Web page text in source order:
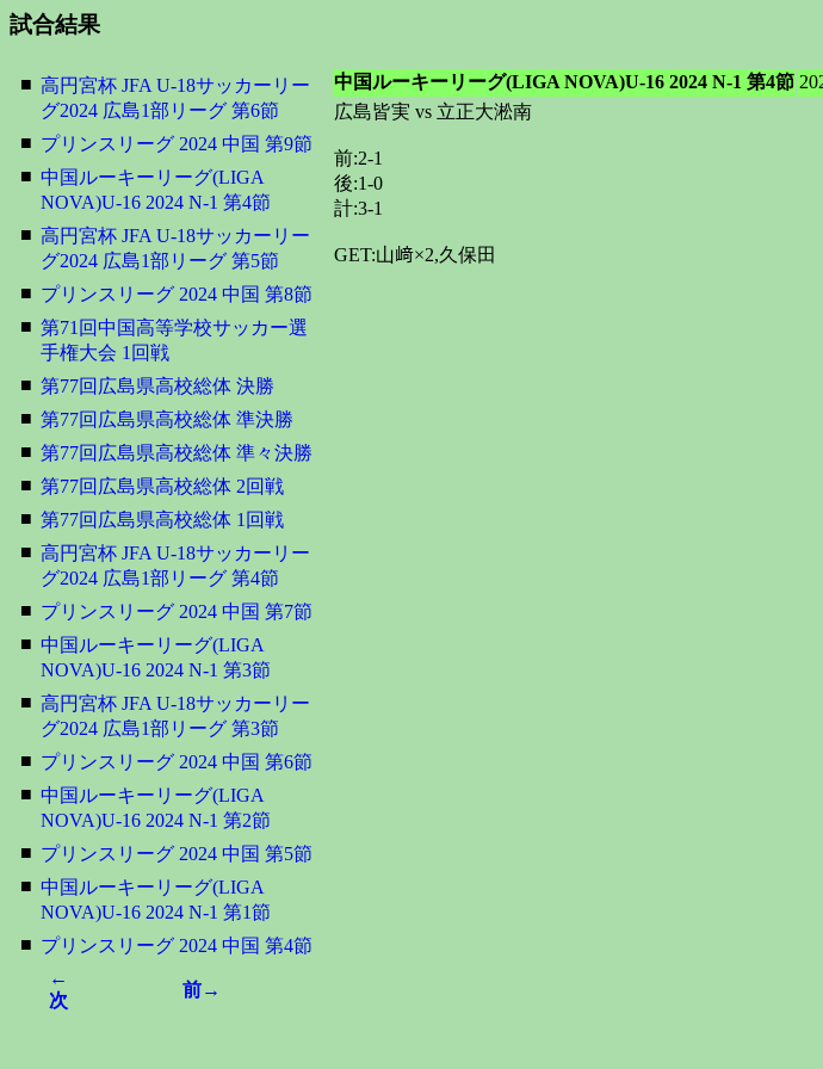
試合結果
■ 高円宮杯 JFA U-18サッカーリー
グ2024 広島1部リーグ 第6節
■ プリンスリーグ 2024 中国 第9節
■ 中国ルーキーリーグ(LIGA
NOVA)U-16 2024 N-1 第4節
■ 高円宮杯 JFA U-18サッカーリー
グ2024 広島1部リーグ 第5節
■ プリンスリーグ 2024 中国 第8節
■ 第71回中国高等学校サッカー選
手権大会 1回戦
■ 第77回広島県高校総体 決勝
■ 第77回広島県高校総体 準決勝
■ 第77回広島県高校総体 準々決勝
■ 第77回広島県高校総体 2回戦
■ 第77回広島県高校総体 1回戦
■ 高円宮杯 JFA U-18サッカーリー
グ2024 広島1部リーグ 第4節
■ プリンスリーグ 2024 中国 第7節
■ 中国ルーキーリーグ(LIGA
NOVA)U-16 2024 N-1 第3節
■ 高円宮杯 JFA U-18サッカーリー
グ2024 広島1部リーグ 第3節
■ プリンスリーグ 2024 中国 第6節
■ 中国ルーキーリーグ(LIGA
NOVA)U-16 2024 N-1 第2節
■ プリンスリーグ 2024 中国 第5節
■ 中国ルーキーリーグ(LIGA
NOVA)U-16 2024 N-1 第1節
■ プリンスリーグ 2024 中国 第4節
←
次
前→
中国ルーキーリーグ(LIGA NOVA)U-16 2024 N-1 第4節
広島皆実 vs 立正大淞南
前:2-1
後:1-0
計:3-1
GET:山﨑×2,久保田